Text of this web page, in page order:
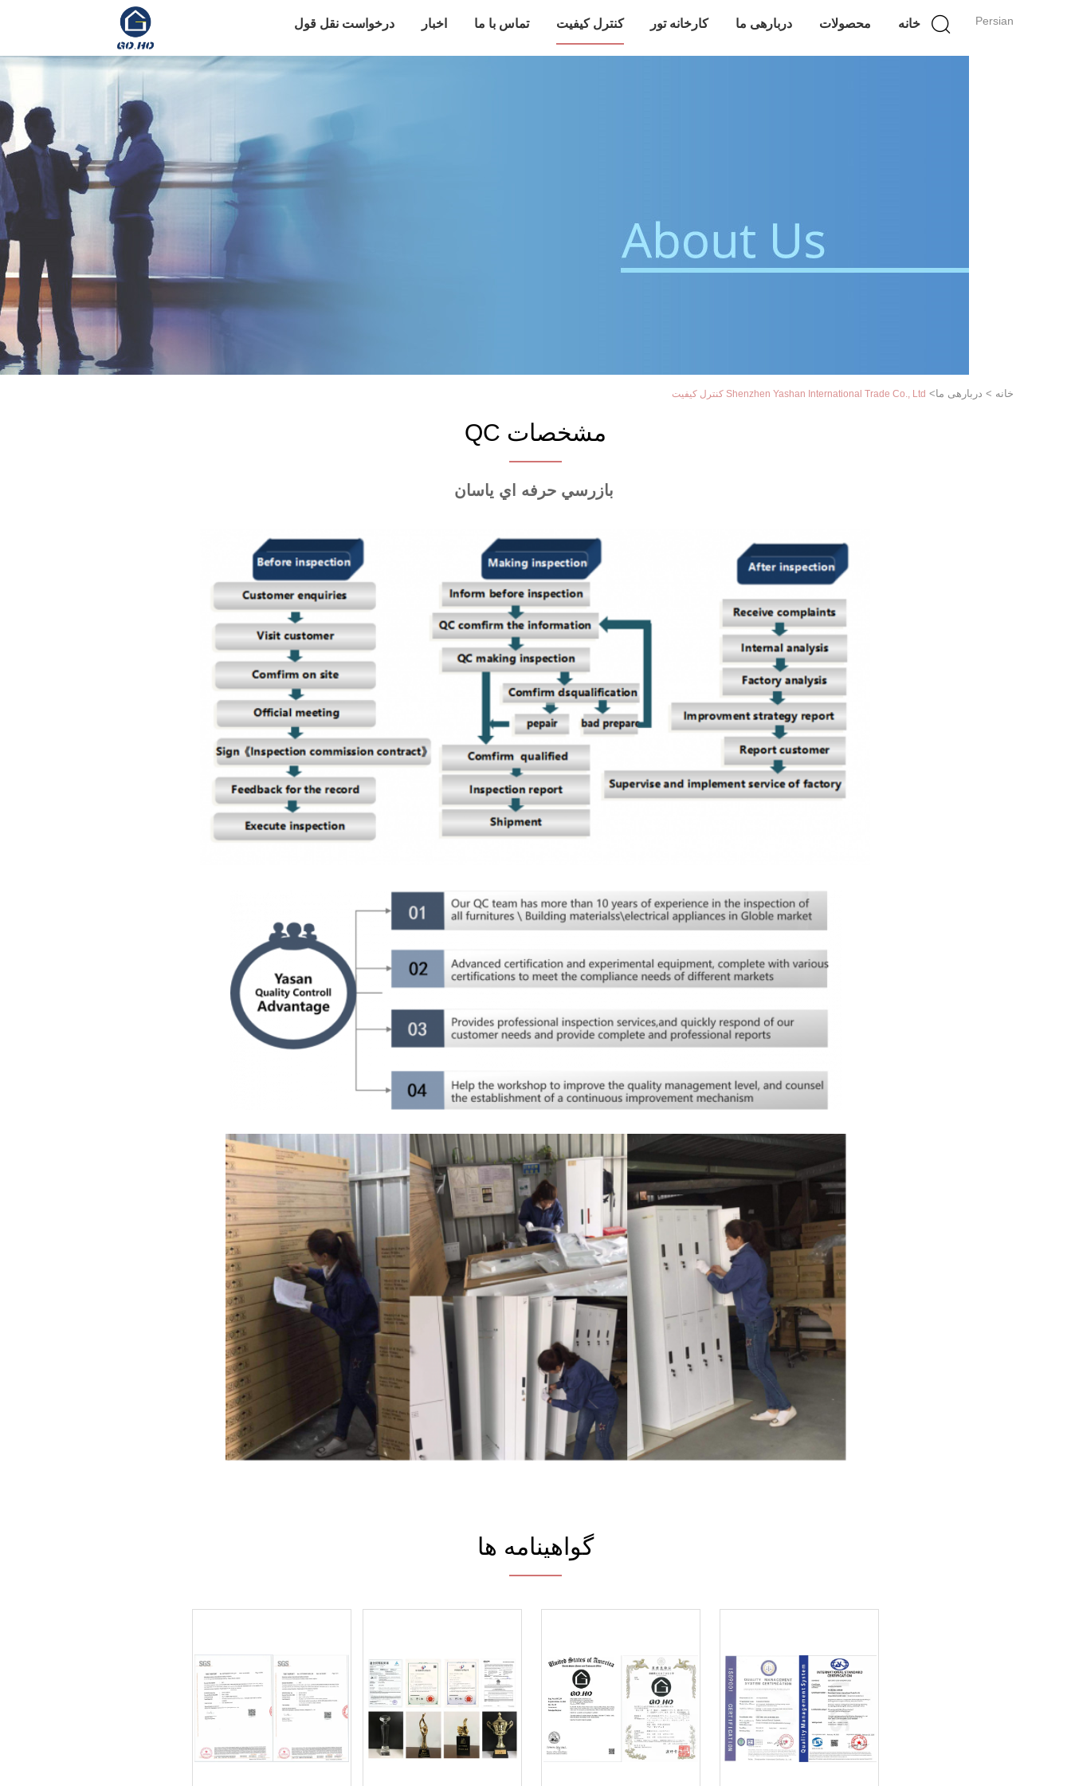
Persian خانه محصولات دربارهی ما کارخانه تور کنترل کیفیت تماس با ما اخبار درخواست نقل قول
خانه > دربارهی ما> Shenzhen Yashan International Trade Co., Ltd کنترل کیفیت
مشخصات QC
بازرسي حرفه اي ياسان
گواهینامه ها